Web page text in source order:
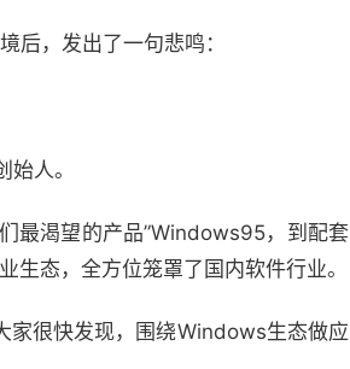
后，发出了一句悲鸣：
人。
最渴望的产品”Windows95，到配套
态，全方位笼罩了国内软件行业。
家很快发现，围绕Windows生态做应